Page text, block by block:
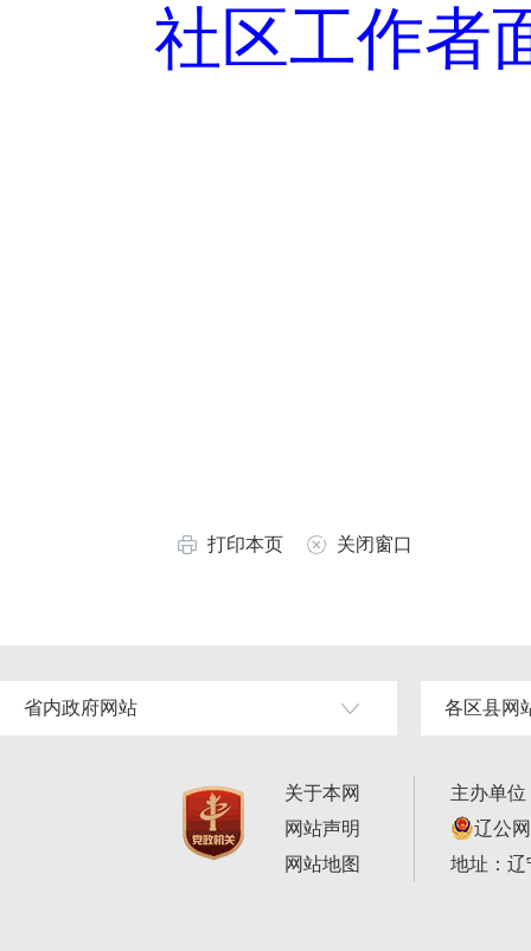
社区工作者
打印本页 关闭窗口
省内政府网站 各区县网
关于本网
网站声明
网站地图
主办单
辽公
地址：辽